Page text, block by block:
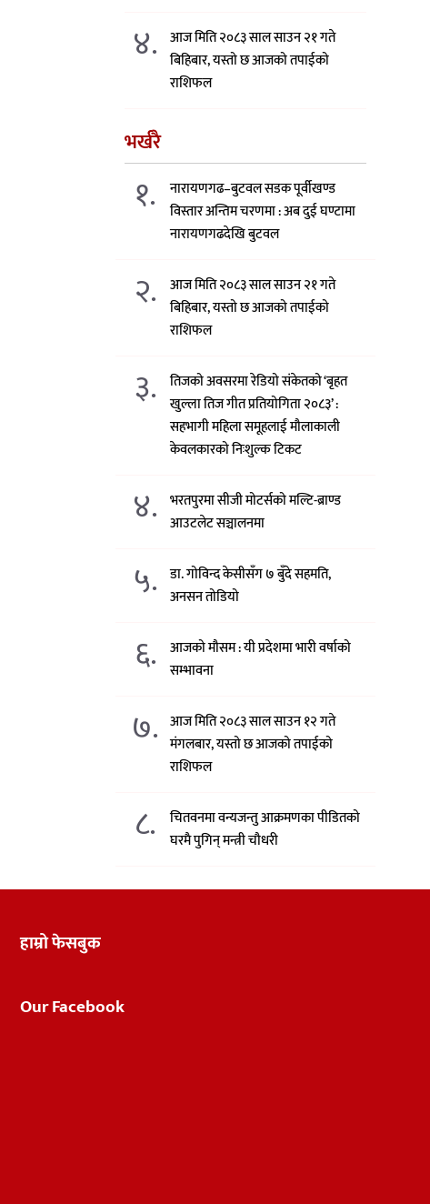
४.
आज मिति २०८३ साल साउन २१ गते
बिहिबार, यस्तो छ आजको तपाईको
राशिफल
भर्खरै
१.
नारायणगढ–बुटवल सडक पूर्वीखण्ड
विस्तार अन्तिम चरणमा : अब दुई घण्टामा
नारायणगढदेखि बुटवल
२.
आज मिति २०८३ साल साउन २१ गते
बिहिबार, यस्तो छ आजको तपाईको
राशिफल
३.
तिजको अवसरमा रेडियो संकेतको ‘बृहत
खुल्ला तिज गीत प्रतियोगिता २०८३’ :
सहभागी महिला समूहलाई मौलाकाली
केवलकारको निःशुल्क टिकट
४.
भरतपुरमा सीजी मोटर्सको मल्टि-ब्राण्ड
आउटलेट सञ्चालनमा
५.
डा. गोविन्द केसीसँग ७ बुँदे सहमति,
अनसन तोडियो
६.
आजको मौसम : यी प्रदेशमा भारी वर्षाको
सम्भावना
७. आज मिति २०८३ साल साउन १२ गते
मंगलबार, यस्तो छ आजको तपाईको
राशिफल
८.
चितवनमा वन्यजन्तु आक्रमणका पीडितको
घरमै पुगिन् मन्त्री चौधरी
हाम्रो फेसबुक
Our Facebook